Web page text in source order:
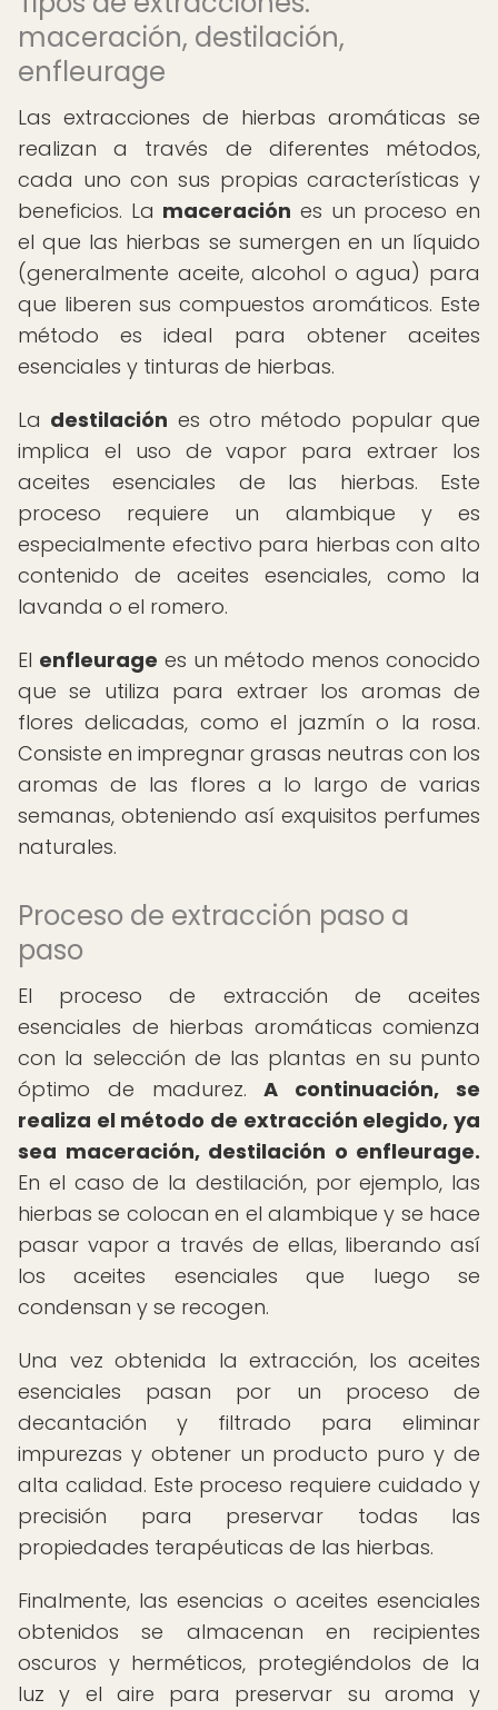
maceración, destilación,
enfleurage
Las extracciones de hierbas aromáticas se
realizan a través de diferentes métodos,
cada uno con sus propias características y
beneficios. La maceración es un proceso en
el que las hierbas se sumergen en un líquido
(generalmente aceite, alcohol o agua) para
que liberen sus compuestos aromáticos. Este
método es ideal para obtener aceites
esenciales y tinturas de hierbas.
La destilación es otro método popular que
implica el uso de vapor para extraer los
aceites esenciales de las hierbas. Este
proceso requiere un alambique y es
especialmente efectivo para hierbas con alto
contenido de aceites esenciales, como la
lavanda o el romero.
El enfleurage es un método menos conocido
que se utiliza para extraer los aromas de
flores delicadas, como el jazmín o la rosa.
Consiste en impregnar grasas neutras con los
aromas de las flores a lo largo de varias
semanas, obteniendo así exquisitos perfumes
naturales.
Proceso de extracción paso a
paso
El proceso de extracción de aceites
esenciales de hierbas aromáticas comienza
con la selección de las plantas en su punto
óptimo de madurez.A continuación, se
realiza el método de extracción elegido, ya
sea maceración, destilación o enfleurage.
En el caso de la destilación, por ejemplo, las
hierbas se colocan en el alambique y se hace
pasar vapor a través de ellas, liberando así
los aceites esenciales que luego se
condensan y se recogen.
Una vez obtenida la extracción, los aceites
esenciales pasan por un proceso de
decantación y filtrado para eliminar
impurezas y obtener un producto puro y de
alta calidad. Este proceso requiere cuidado y
precisión para preservar todas las
propiedades terapéuticas de las hierbas.
Finalmente, las esencias o aceites esenciales
obtenidos se almacenan en recipientes
oscuros y herméticos, protegiéndolos de la
luz y el aire para preservar su aroma y